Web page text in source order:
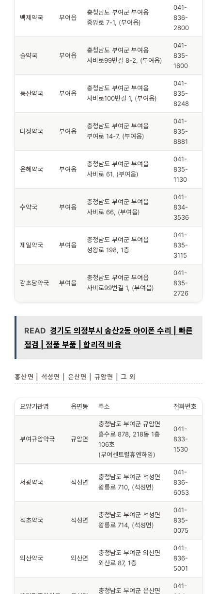
백제약국 부여읍
충청남도 부여군 부여읍
중앙로 7-1, (부여읍)
041-
836-
2800
솔약국 부여읍
충청남도 부여군 부여읍
사비로99번길 8-2, (부여읍)
041-
835-
1600
동산약국 부여읍
충청남도 부여군 부여읍
사비로100번길 1, (부여읍)
041-
835-
8248
다정약국 부여읍
충청남도 부여군 부여읍
부여로 14-7, (부여읍)
041-
835-
8881
은혜약국 부여읍
충청남도 부여군 부여읍
사비로 61, (부여읍)
041-
835-
1130
수약국 부여읍
충청남도 부여군 부여읍
사비로 66, (부여읍)
041-
834-
3536
제일약국 부여읍
충청남도 부여군 부여읍
성왕로 198, 1층
041-
835-
3115
감초당약국 부여읍
충청남도 부여군 부여읍
사비로99번길 1, (부여읍)
041-
835-
2726
READ 경기도 의정부시 송산2동 아이폰 수리 | 빠른
점검 | 정품 부품 | 합리적 비용
홍산면 | 석성면 | 은산면 | 규암면 | 그 외
요양기관명 읍면동 주소 전화번호
부여규암약국 규암면
충청남도 부여군 규암면
흥수로 878, 218동 1층
106호
(부여센트럴휴엔하임)
041-
833-
1530
서광약국 석성면
충청남도 부여군 석성면
왕릉로 710, (석성면)
041-
836-
6053
석초약국 석성면
충청남도 부여군 석성면
왕릉로 714, (석성면)
041-
835-
0075
외산약국 외산면
충청남도 부여군 외산면
외산로 87, 1층
041-
836-
5001
충청남도 부여군 은산면
041-